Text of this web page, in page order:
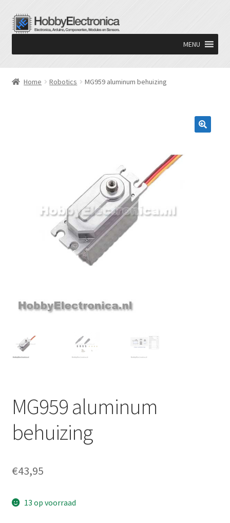
Ga
door
navigatie
Ga
naar
inhoud
MENU
Home Robotics MG959 aluminum behuizing
MG959 aluminum
behuizing
€43,95
13 op voorraad